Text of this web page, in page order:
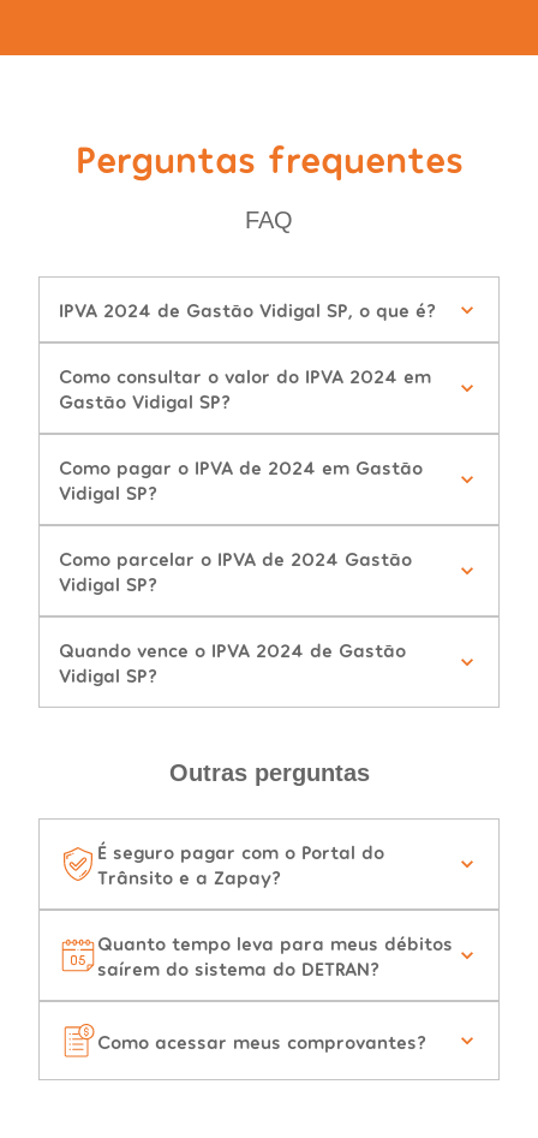
Perguntas frequentes
FAQ
IPVA 2024 de Gastão Vidigal SP, o que é?
Como consultar o valor do IPVA 2024 em
Gastão Vidigal SP?
Como pagar o IPVA de 2024 em Gastão
Vidigal SP?
Como parcelar o IPVA de 2024 Gastão
Vidigal SP?
Quando vence o IPVA 2024 de Gastão
Vidigal SP?
Outras perguntas
É seguro pagar com o Portal do
Trânsito e a Zapay?
Quanto tempo leva para meus débitos
saírem do sistema do DETRAN?
Como acessar meus comprovantes?